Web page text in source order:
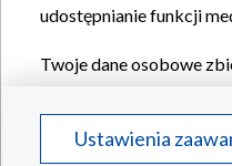
udostępnianie funkcji
Twoje dane osobowe
Partnerów TVPdla
reklam, tworzenia
Ustawienia